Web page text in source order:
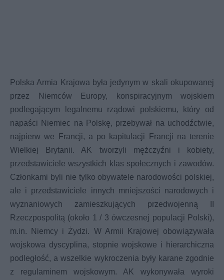
Polska Armia Krajowa była jedynym w skali okupowanej
przez Niemców Europy, konspiracyjnym wojskiem
podlegającym legalnemu rządowi polskiemu, który od
napaści Niemiec na Polskę, przebywał na uchodźctwie,
najpierw we Francji, a po kapitulacji Francji na terenie
Wielkiej Brytanii. AK tworzyli mężczyźni i kobiety,
przedstawiciele wszystkich klas społecznych i zawodów.
Członkami byli nie tylko obywatele narodowości polskiej,
ale i przedstawiciele innych mniejszości narodowych i
wyznaniowych zamieszkujących przedwojenną II
Rzeczpospolitą (około 1 / 3 ówczesnej populacji Polski),
m.in. Niemcy i Żydzi. W Armii Krajowej obowiązywała
wojskowa dyscyplina, stopnie wojskowe i hierarchiczna
podległość, a wszelkie wykroczenia były karane zgodnie
z regulaminem wojskowym. AK wykonywała wyroki